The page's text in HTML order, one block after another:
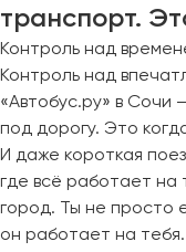
транспорт.
Контроль над
Контроль над
«Автобус.ру» в Сочи
под дорогу. Это
И даже короткая
где всё работает на
город. Ты не просто
он работает на тебя.